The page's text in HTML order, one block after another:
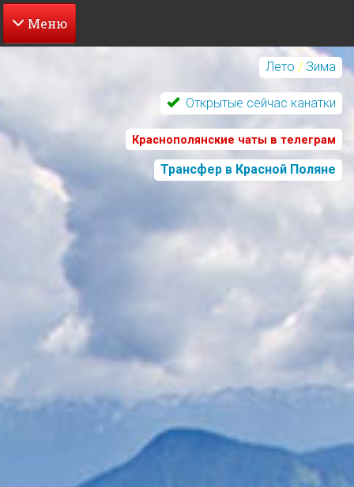
Перейти
содержанию
Лето / Зима
Открытые сейчас канатки
Краснополянские чаты в телеграм
Трансфер в Красной Поляне